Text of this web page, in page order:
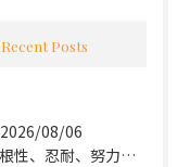
Recent Posts
2026/08/06
『根性、忍耐、努力という言葉は死語なのか』